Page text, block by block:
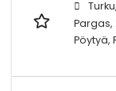
Pargas,
Pöytyä,